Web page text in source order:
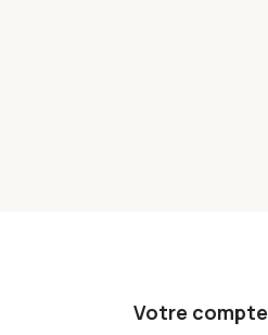
Votre compte